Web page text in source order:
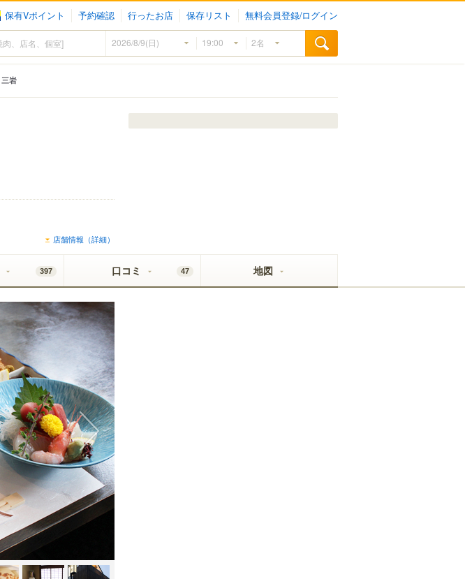
保有Vポイント 予約確認 行ったお店 保存リスト 無料会員登録/ログイン
三岩
店舗情報（詳細）
397 口コミ 47 地図